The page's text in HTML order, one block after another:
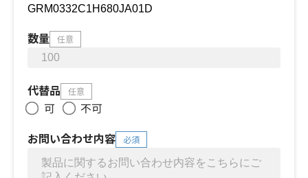
数量 任意
代替品 任意
可
不可
お問い合わせ内容
必須